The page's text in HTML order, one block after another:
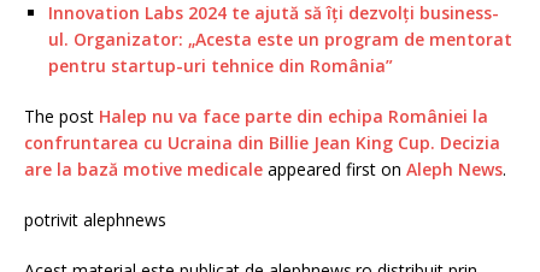
Innovation Labs 2024 te ajută să îți dezvolți business-
ul. Organizator: „Acesta este un program de mentorat
pentru startup-uri tehnice din România”
The post Halep nu va face parte din echipa României la
confruntarea cu Ucraina din Billie Jean King Cup. Decizia
are la bază motive medicale appeared first on Aleph News.
potrivit alephnews